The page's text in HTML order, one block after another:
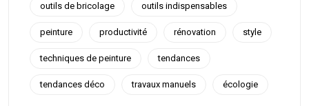
outils de bricolage outils indispensables
peinture productivité rénovation style
techniques de peinture tendances
tendances déco travaux manuels écologie